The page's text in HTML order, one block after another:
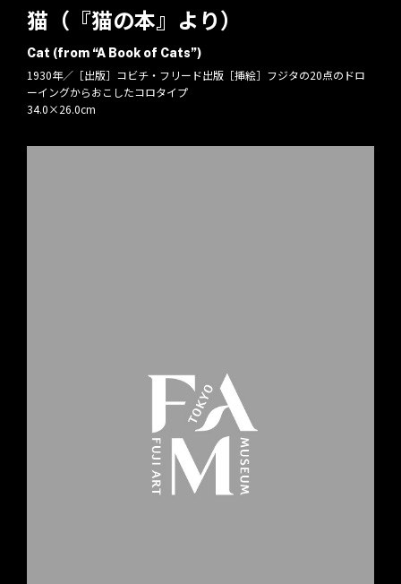
猫（『猫の本』より）
Cat (from “A Book of Cats”)
1930年／［出版］コビチ・フリード出版［挿絵］フジタの20点のドロ
ーイングからおこしたコロタイプ
34.0×26.0cm